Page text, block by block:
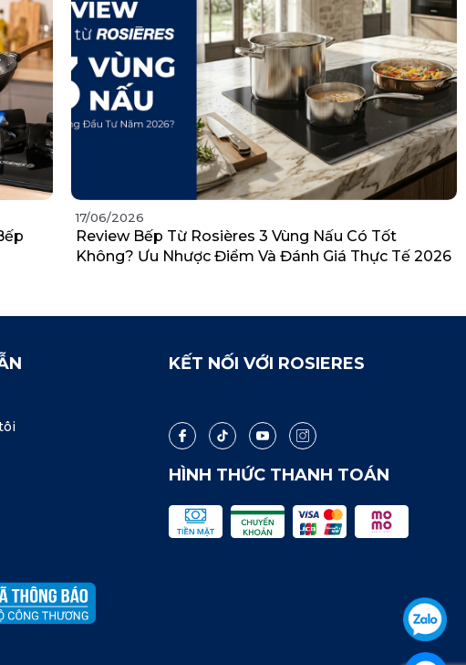
17/06/2026
Review Bếp Từ Rosières 3 Vùng Nấu Có Tốt
Không? Ưu Nhược Điểm Và Đánh Giá Thực Tế 2026
KẾT NỐI VỚI ROSIERES
HÌNH THỨC THANH TOÁN